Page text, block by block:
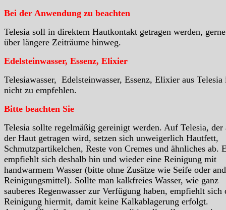
Bei der Anwendung zu beachten
Telesia soll in direktem Hautkontakt getragen werden,
über längere Zeiträume hinweg.
Edelsteinwasser, Essenz, Elixier
Telesiawasser, Edelsteinwasser, Essenz, Elixier aus Telesia
nicht zu empfehlen.
Bitte beachten Sie
Telesia sollte regelmäßig gereinigt werden. Auf Telesia, der
der Haut getragen wird, setzen sich unweigerlich Hautfett,
Schmutzpartikelchen, Reste von Cremes und ähnliches ab.
empfiehlt sich deshalb hin und wieder eine Reinigung mit
handwarmem Wasser (bitte ohne Zusätze wie Seife oder
Reinigungsmittel). Sollte man kalkfreies Wasser, wie ganz
sauberes Regenwasser zur Verfügung haben, empfiehlt sich
Reinigung hiermit, damit keine Kalkablagerung erfolgt.